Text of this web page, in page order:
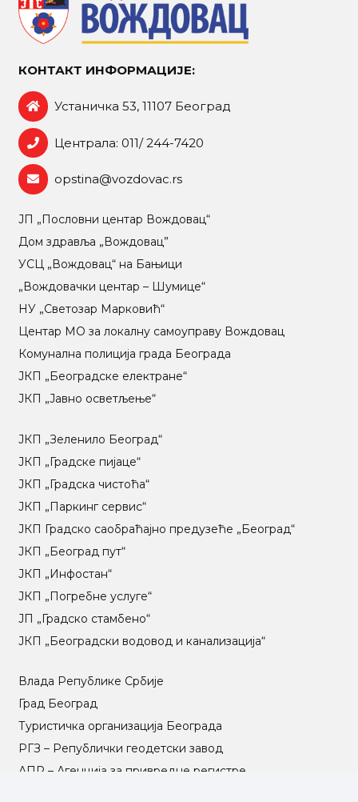
КОНТАКТ ИНФОРМАЦИЈЕ:
Устаничка 53, 11107 Београд
Централа: 011/ 244-7420
opstina@vozdovac.rs
ЈП „Пословни центар Вождовац“
Дом здравља „Вождовац”
УСЦ „Вождовац“ на Бањици
„Вождовачки центар – Шумице“
НУ „Светозар Марковић“
Центар МO за локалну самоуправу Вождовац
Комунална полиција града Београда
ЈКП „Београдске електране“
ЈКП „Јавно осветљење“
ЈКП „Зеленило Београд“
ЈКП „Градске пијаце“
ЈКП „Градска чистоћа“
ЈКП „Паркинг сервис“
ЈКП Градско саобраћајно предузеће „Београд“
ЈКП „Београд пут“
ЈКП „Инфостан“
ЈКП „Погребне услуге“
ЈП „Градско стамбено“
ЈКП „Београдски водовод и канализација“
Влада Републике Србије
Град Београд
Туристичка организација Београда
РГЗ – Републички геодетски завод
АПР – Агенција за привредне регистре